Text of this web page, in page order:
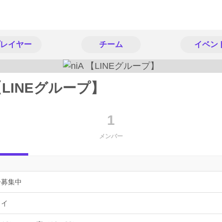
イヤー チーム イベン
グループ】
1
メンバー
集中